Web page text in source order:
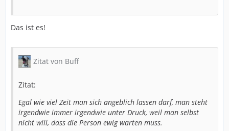
Das ist es!
Zitat von Buff
Zitat:
Egal wie viel Zeit man sich angeblich lassen darf, man steht
irgendwie immer irgendwie unter Druck, weil man selbst
nicht will, dass die Person ewig warten muss.